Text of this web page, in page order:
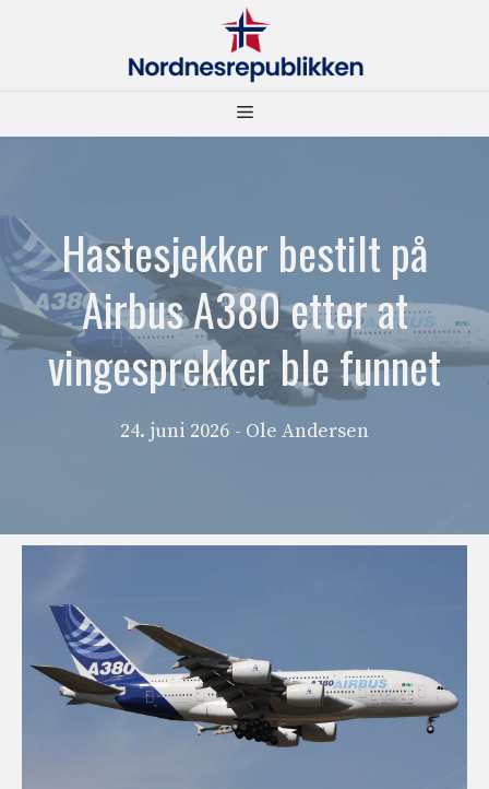
Meny
Hastesjekker bestilt på
Airbus A380 etter at
vingesprekker ble funnet
24. juni 2026 - Ole Andersen